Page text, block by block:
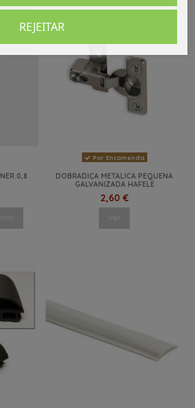
0,8
Por Encomenda
DOBRADIÇA METALICA PEQUENA
GALVANIZADA HAFELE
2,60 €
Ver
REJEITAR